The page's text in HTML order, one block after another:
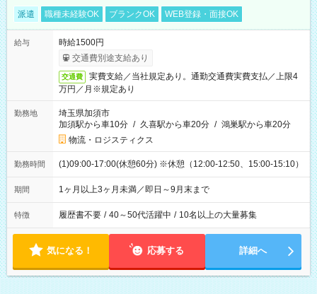
派遣 職種未経験OK ブランクOK WEB登録・面接OK
給与
時給1500円
交通費別途支給あり
交通費
実費支給／当社規定あり。通勤交通費実費支払／上限4
万円／月※規定あり
勤務地
埼玉県加須市
加須駅から車10分 / 久喜駅から車20分 / 鴻巣駅から車20分
物流・ロジスティクス
勤務時間 (1)09:00-17:00(休憩60分) ※休憩（12:00-12:50、15:00-15:10）
期間 1ヶ月以上3ヶ月未満／即日～9月末まで
特徴 履歴書不要 / 40～50代活躍中 / 10名以上の大量募集
気になる！ 応募する 詳細へ